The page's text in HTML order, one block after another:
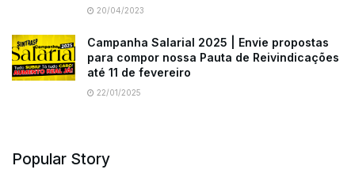
20/04/2023
Campanha Salarial 2025 | Envie propostas
para compor nossa Pauta de Reivindicações
até 11 de fevereiro
22/01/2025
Popular Story